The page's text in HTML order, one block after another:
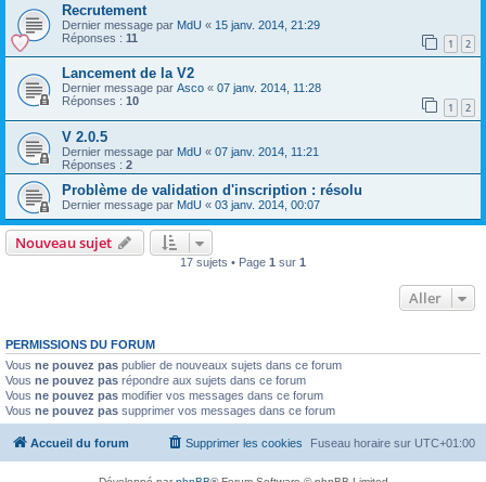
Recrutement
Dernier message par MdU « 15 janv. 2014, 21:29
Réponses : 11 1 2
Lancement de la V2
Dernier message par Asco « 07 janv. 2014, 11:28
Réponses : 10 1 2
V 2.0.5
Dernier message par MdU « 07 janv. 2014, 11:21
Réponses : 2
Problème de validation d'inscription : résolu
Dernier message par MdU « 03 janv. 2014, 00:07
Nouveau sujet
17 sujets • Page 1 sur 1
Aller
PERMISSIONS DU FORUM
Vous ne pouvez pas publier de nouveaux sujets dans ce forum
Vous ne pouvez pas répondre aux sujets dans ce forum
Vous ne pouvez pas modifier vos messages dans ce forum
Vous ne pouvez pas supprimer vos messages dans ce forum
Accueil du forum Fuseau horaire sur UTC+01:00
Supprimer les cookies